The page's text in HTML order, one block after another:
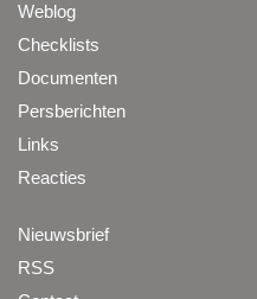
Weblog
Checklists
Documenten
Persberichten
Links
Reacties
Nieuwsbrief
RSS